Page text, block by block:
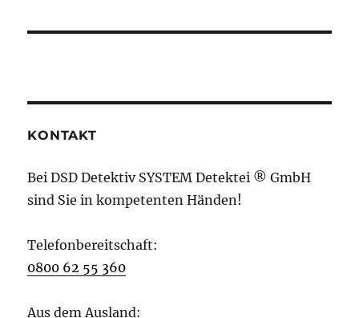
KONTAKT
Bei DSD Detektiv SYSTEM Detektei ® GmbH
sind Sie in kompetenten Händen!
Telefonbereitschaft:
0800 62 55 360
Aus dem Ausland: